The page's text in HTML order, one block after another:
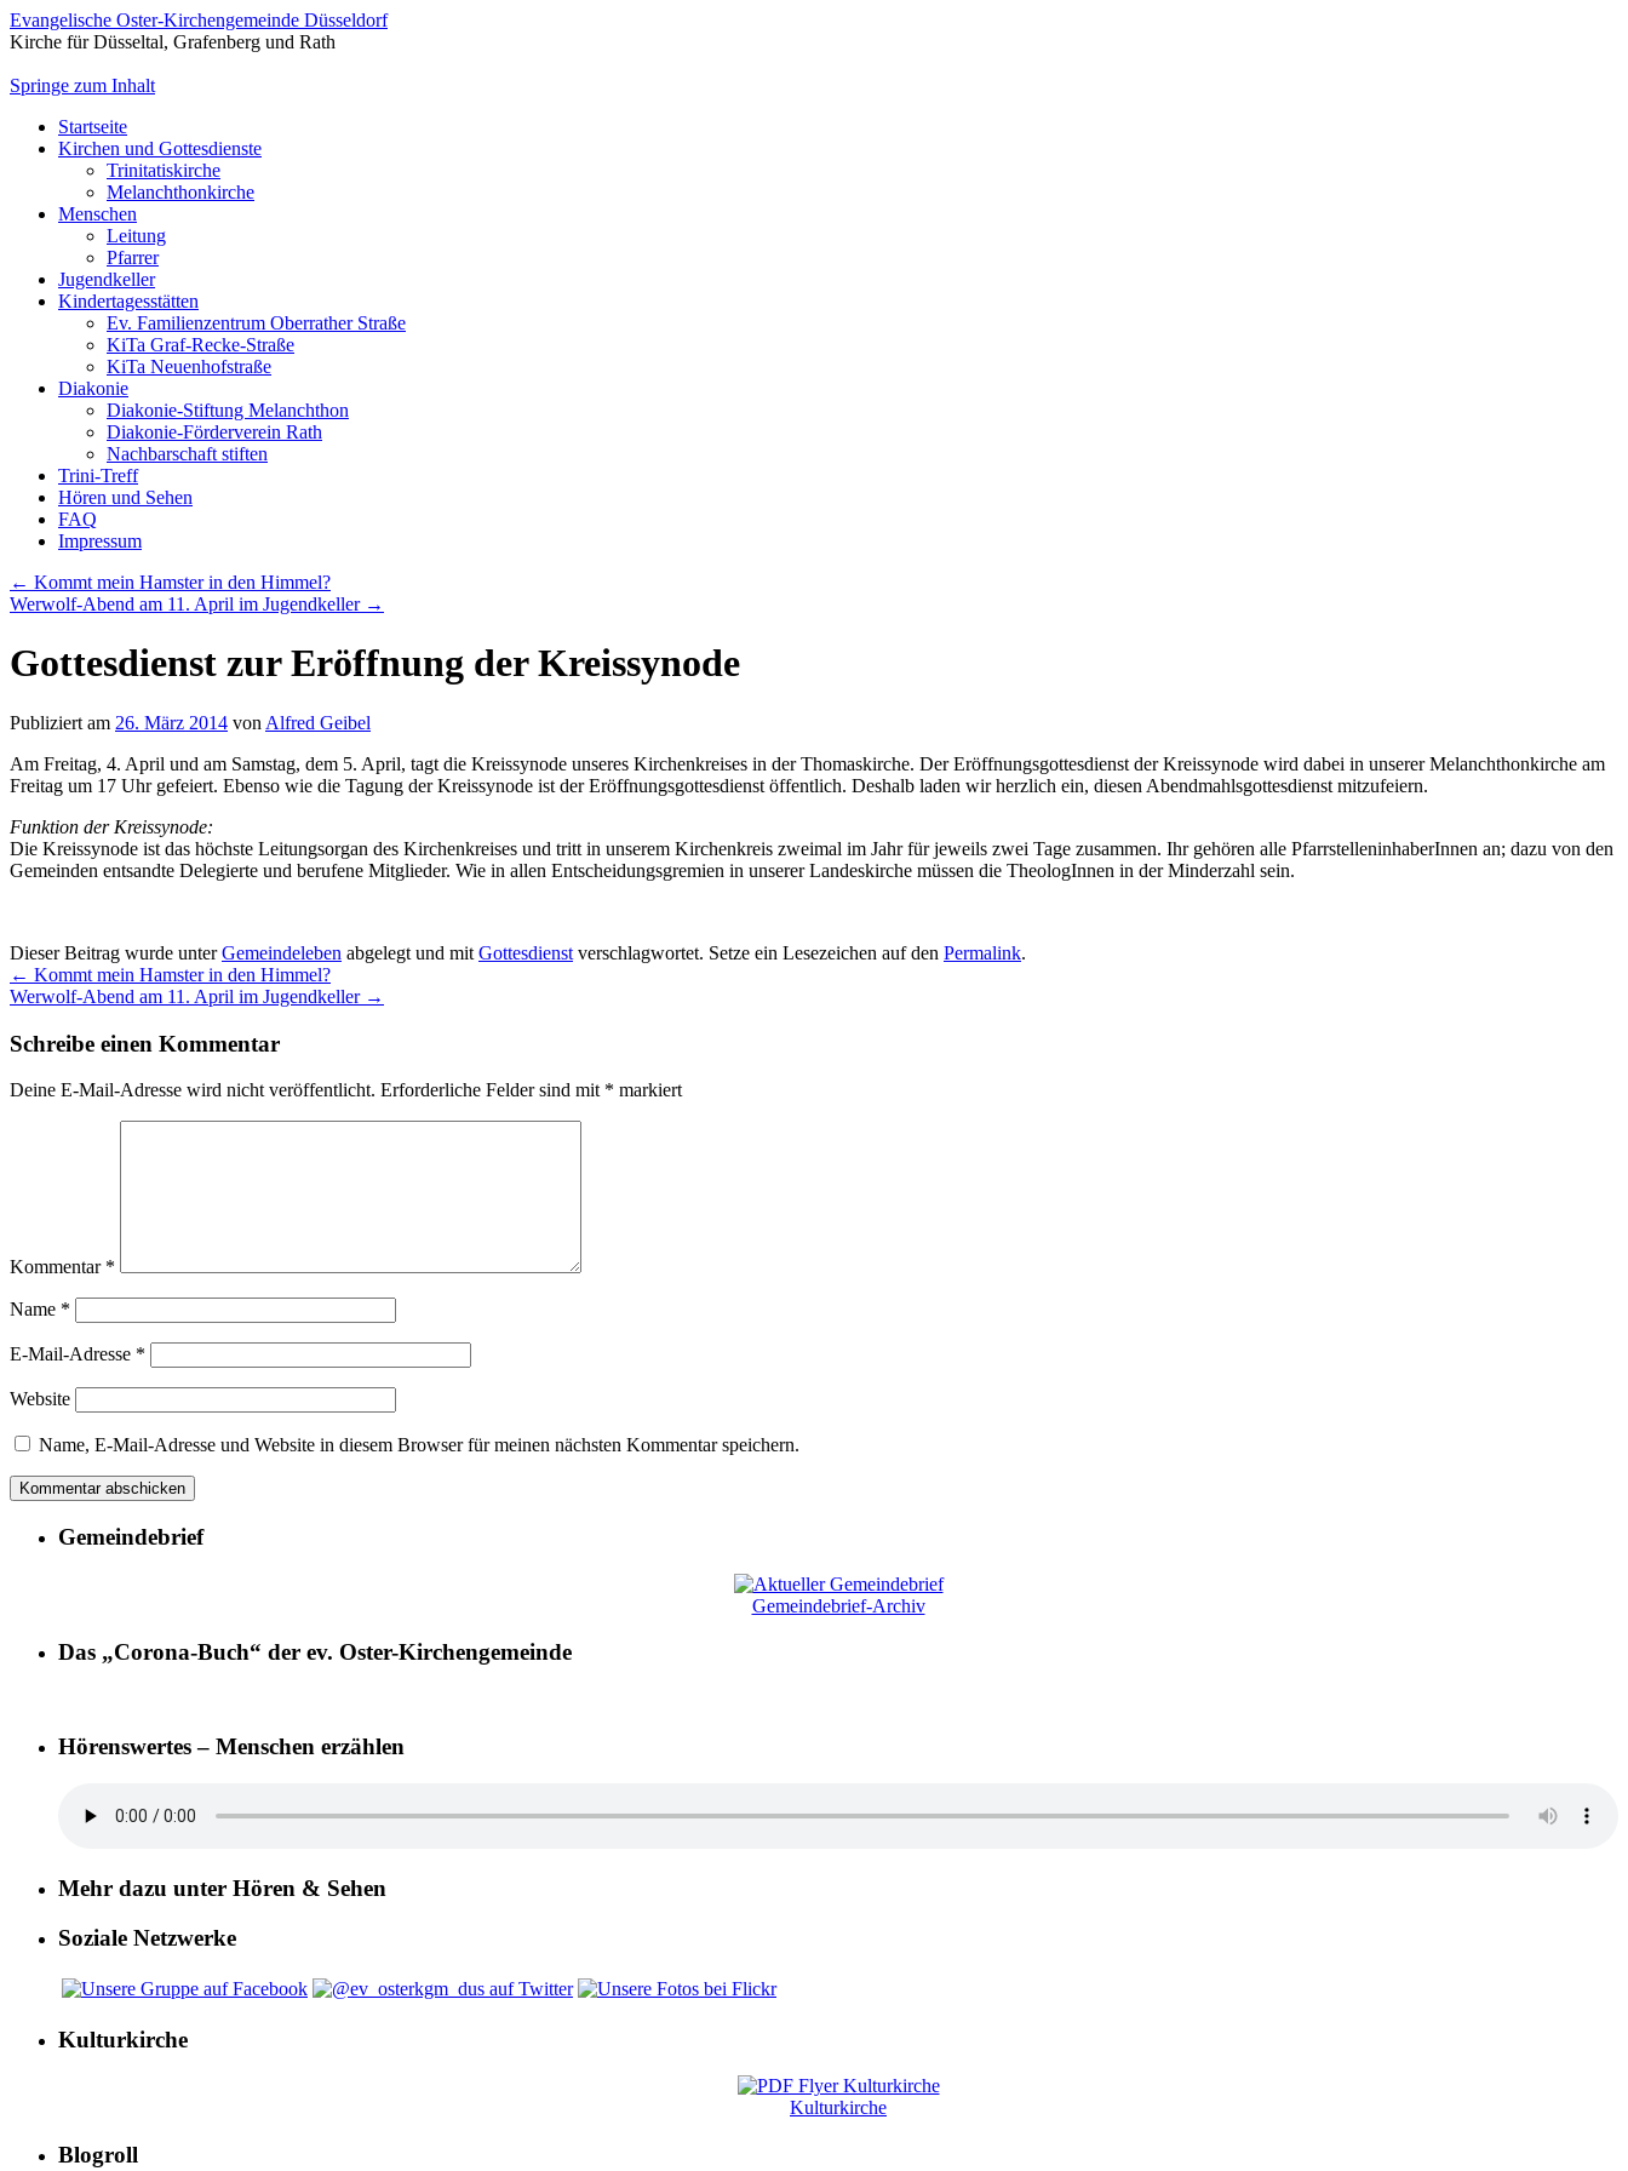
Evangelische Oster-Kirchengemeinde Düsseldorf
Kirche für Düsseltal, Grafenberg und Rath
Springe zum Inhalt
Startseite
Kirchen und Gottesdienste
Trinitatiskirche
Melanchthonkirche
Menschen
Leitung
Pfarrer
Jugendkeller
Kindertagesstätten
Ev. Familienzentrum Oberrather Straße
KiTa Graf-Recke-Straße
KiTa Neuenhofstraße
Diakonie
Diakonie-Stiftung Melanchthon
Diakonie-Förderverein Rath
Nachbarschaft stiften
Trini-Treff
Hören und Sehen
FAQ
Impressum
← Kommt mein Hamster in den Himmel?
Werwolf-Abend am 11. April im Jugendkeller →
Gottesdienst zur Eröffnung der Kreissynode
Publiziert am 26. März 2014 von Alfred Geibel
Am Freitag, 4. April und am Samstag, dem 5. April, tagt die Kreissynode unseres Kirchenkreises in der Thomaskirche. Der Eröffnungsgottesdienst der Kreissynode wird dabei in unserer Melanchthonkirche am
Freitag um 17 Uhr gefeiert. Ebenso wie die Tagung der Kreissynode ist der Eröffnungsgottesdienst öffentlich. Deshalb laden wir herzlich ein, diesen Abendmahlsgottesdienst mitzufeiern.
Funktion der Kreissynode:
Die Kreissynode ist das höchste Leitungsorgan des Kirchenkreises und tritt in unserem Kirchenkreis zweimal im Jahr für jeweils zwei Tage zusammen. Ihr gehören alle PfarrstelleninhaberInnen an; dazu von den
Gemeinden entsandte Delegierte und berufene Mitglieder. Wie in allen Entscheidungsgremien in unserer Landeskirche müssen die TheologInnen in der Minderzahl sein.
Dieser Beitrag wurde unterGemeindeleben abgelegt und mit Gottesdienst verschlagwortet. Setze ein Lesezeichen auf den Permalink.
← Kommt mein Hamster in den Himmel?
Werwolf-Abend am 11. April im Jugendkeller →
Schreibe einen Kommentar
Deine E-Mail-Adresse wird nicht veröffentlicht. Erforderliche Felder sind mit * markiert
Kommentar *
Name *
E-Mail-Adresse *
Website
Name, E-Mail-Adresse und Website in diesem Browser für meinen nächsten Kommentar speichern.
Gemeindebrief
Gemeindebrief-Archiv
Das „Corona-Buch“ der ev. Oster-Kirchengemeinde
Hörenswertes – Menschen erzählen
Mehr dazu unter Hören & Sehen
Soziale Netzwerke
Kulturkirche
Kulturkirche
Blogroll